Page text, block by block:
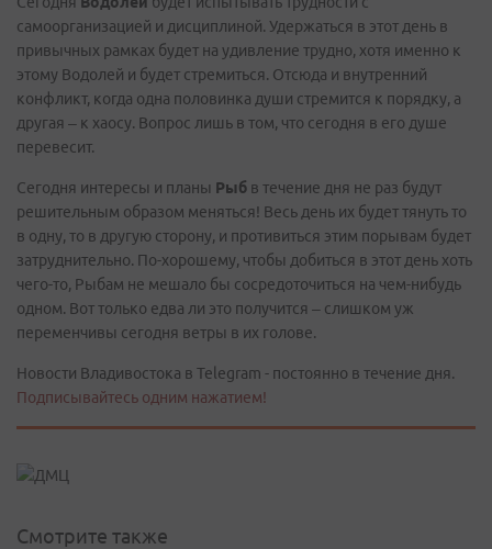
самоорганизацией и дисциплиной. Удержаться в этот день в
привычных рамках будет на удивление трудно, хотя именно к
этому Водолей и будет стремиться. Отсюда и внутренний
конфликт, когда одна половинка души стремится к порядку, а
другая – к хаосу. Вопрос лишь в том, что сегодня в его душе
перевесит.
Сегодня интересы и планы Рыб в течение дня не раз будут
решительным образом меняться! Весь день их будет тянуть то
в одну, то в другую сторону, и противиться этим порывам будет
затруднительно. По-хорошему, чтобы добиться в этот день хоть
чего-то, Рыбам не мешало бы сосредоточиться на чем-нибудь
одном. Вот только едва ли это получится – слишком уж
переменчивы сегодня ветры в их голове.
Новости Владивостока в Telegram - постоянно в течение дня.
Подписывайтесь одним нажатием!
Смотрите также